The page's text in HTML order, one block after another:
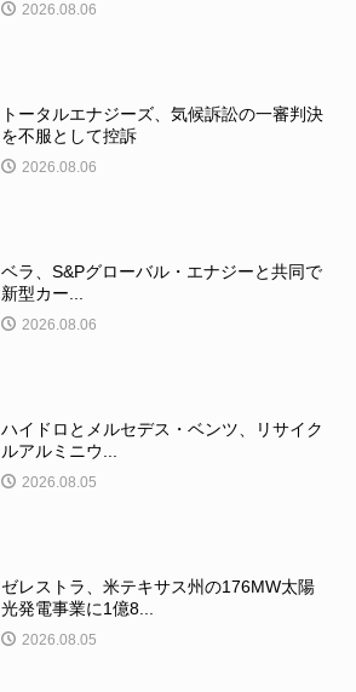
2026.08.06
トータルエナジーズ、気候訴訟の一審判決
を不服として控訴
2026.08.06
ベラ、S&Pグローバル・エナジーと共同で
新型カー...
2026.08.06
ハイドロとメルセデス・ベンツ、リサイク
ルアルミニウ...
2026.08.05
ゼレストラ、米テキサス州の176MW太陽
光発電事業に1億8...
2026.08.05